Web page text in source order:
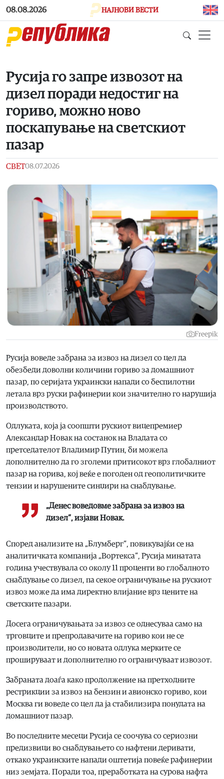
Skip to main content
08.08.2026 НАЈНОВИ ВЕСТИ
Русија го запре извозот на
дизел поради недостиг на
гориво, можно ново
поскапување на светскиот
пазар
СВЕТ08.07.2026
Freepik
Русија воведе забрана за извоз на дизел со цел да
обезбеди доволни количини гориво за домашниот
пазар, по серијата украински напади со беспилотни
летала врз руски рафинерии кои значително го нарушија
производството.
Одлуката, која ја соопшти рускиот вицепремиер
Александар Новак на состанок на Владата со
претседателот Владимир Путин, би можела
дополнително да го зголеми притисокот врз глобалниот
пазар на горива, кој веќе е погоден од геополитичките
тензии и нарушените синџири на снабдување.
„Денес воведовме забрана за извоз на
дизел“, изјави Новак.
Според анализите на „Блумберг“, повикувајќи се на
аналитичката компанија „Вортекса“, Русија минатата
година учествувала со околу 11 проценти во глобалното
снабдување со дизел, па секое ограничување на рускиот
извоз може да има директно влијание врз цените на
светските пазари.
Досега ограничувањата за извоз се однесуваа само на
трговците и препродавачите на гориво кои не се
производители, но со новата одлука мерките се
прошируваат и дополнително го ограничуваат извозот.
Забраната доаѓа како продолжение на претходните
рестрикции за извоз на бензин и авионско гориво, кои
Москва ги воведе со цел да ја стабилизира понудата на
домашниот пазар.
Во последните месеци Русија се соочува со сериозни
предизвици во снабдувањето со нафтени деривати,
откако украинските напади оштетија повеќе рафинерии
низ земјата. Поради тоа, преработката на сурова нафта